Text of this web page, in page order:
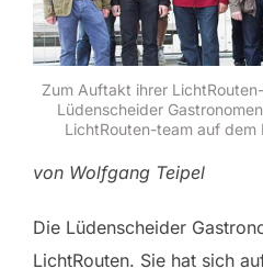
Zum Auftakt ihrer
Lüdenscheider
LichtRouten-team auf dem
von Wolfgang Teipel
Die Lüdenscheider
LichtRouten. Sie hat sich